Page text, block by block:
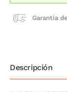
Garantía
Descripción